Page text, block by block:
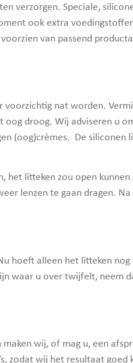
verzorgen. Speciale,
ook extra
van passend
nat worden.
droog. Wij adviseren u
(oog)crèmes. De siliconen
het litteken zou open
lenzen te gaan dragen.
hoeft alleen het litteken
waar u over twijfelt, neem
wij, of mag u, een
zodat wij het resultaat goed